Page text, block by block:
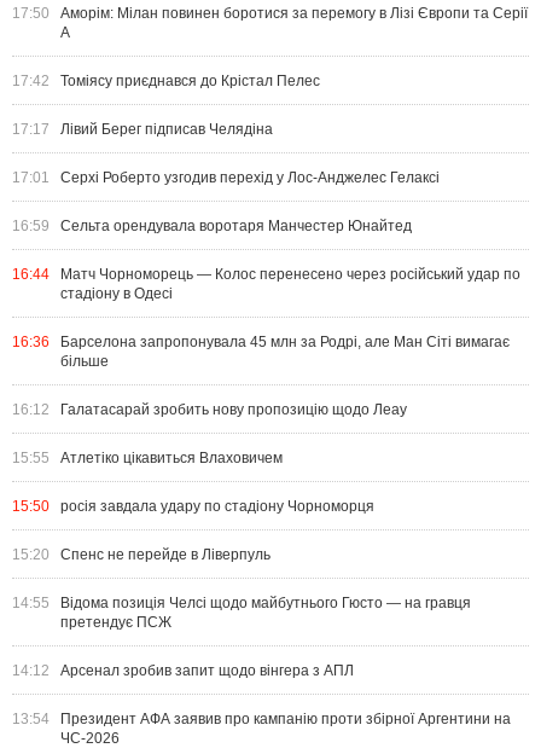
17:50
Аморім: Мілан повинен боротися за перемогу в Лізі Європи та Серії
А
17:42 Томіясу приєднався до Крістал Пелес
17:17 Лівий Берег підписав Челядіна
17:01 Серхі Роберто узгодив перехід у Лос-Анджелес Гелаксі
16:59 Сельта орендувала воротаря Манчестер Юнайтед
16:44
Матч Чорноморець — Колос перенесено через російський удар по
стадіону в Одесі
16:36
Барселона запропонувала 45 млн за Родрі, але Ман Сіті вимагає
більше
16:12 Галатасарай зробить нову пропозицію щодо Леау
15:55 Атлетіко цікавиться Влаховичем
15:50 росія завдала удару по стадіону Чорноморця
15:20 Спенс не перейде в Ліверпуль
14:55
Відома позиція Челсі щодо майбутнього Гюсто — на гравця
претендує ПСЖ
14:12 Арсенал зробив запит щодо вінгера з АПЛ
13:54
Президент АФА заявив про кампанію проти збірної Аргентини на
ЧС-2026